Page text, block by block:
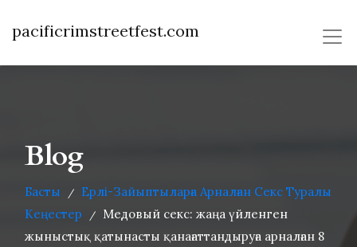
pacificrimstreetfest.com
Blog
Басты /
Ерлі-Зайыптыларға Арналған Секс Туралы
Кеңестер
/
Медовый секс: жаңа үйленген
жыныстық қатынасты қанағаттандыруға арналған 8